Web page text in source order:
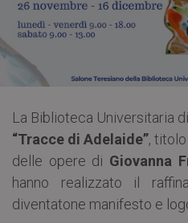
La Biblioteca Universitaria
“Tracce di Adelaide”,
delle opere di Giovanna
hanno realizzato il
diventatone manifesto e